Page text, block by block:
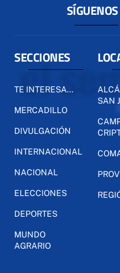
SÍGUENOS
SECCIONES
TE INTERESA...
MERCADILLO
DIVULGACIÓN
INTERNACIONAL
NACIONAL
ELECCIONES
DEPORTES
MUNDO
AGRARIO
SAN